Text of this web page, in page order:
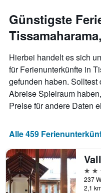
Günstigste
Hierbei handelt es sich
für Ferienunterkünfte in
gefunden haben.
Abreise Spielraum
Preise für andere Daten
Alle 459
3
2,1